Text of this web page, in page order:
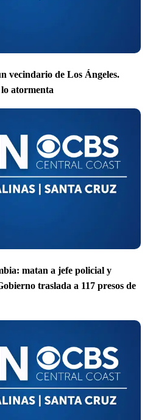
vecindario de Los Ángeles.
atormenta
matan a jefe policial y
traslada a 117 presos de